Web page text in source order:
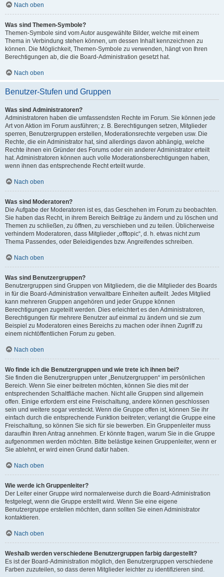
Nach oben
Was sind Themen-Symbole?
Themen-Symbole sind vom Autor ausgewählte Bilder, welche mit einem
Thema in Verbindung stehen können, um dessen Inhalt kennzeichnen zu
können. Die Möglichkeit, Themen-Symbole zu verwenden, hängt von Ihren
Berechtigungen ab, die die Board-Administration gesetzt hat.
Nach oben
Benutzer-Stufen und Gruppen
Was sind Administratoren?
Administratoren haben die umfassendsten Rechte im Forum. Sie können jede
Art von Aktion im Forum ausführen; z. B. Berechtigungen setzen, Mitglieder
sperren, Benutzergruppen erstellen, Moderationsrechte vergeben usw. Die
Rechte, die ein Administrator hat, sind allerdings davon abhängig, welche
Rechte ihnen ein Gründer des Forums oder ein anderer Administrator erteilt
hat. Administratoren können auch volle Moderationsberechtigungen haben,
wenn ihnen das entsprechende Recht erteilt wurde.
Nach oben
Was sind Moderatoren?
Die Aufgabe der Moderatoren ist es, das Geschehen im Forum zu beobachten.
Sie haben das Recht, in ihrem Bereich Beiträge zu ändern und zu löschen und
Themen zu schließen, zu öffnen, zu verschieben und zu teilen. Üblicherweise
verhindern Moderatoren, dass Mitglieder „offtopic“, d. h. etwas nicht zum
Thema Passendes, oder Beleidigendes bzw. Angreifendes schreiben.
Nach oben
Was sind Benutzergruppen?
Benutzergruppen sind Gruppen von Mitgliedern, die die Mitglieder des Boards
in für die Board-Administration verwaltbare Einheiten aufteilt. Jedes Mitglied
kann mehreren Gruppen angehören und jeder Gruppe können
Berechtigungen zugeteilt werden. Dies erleichtert es den Administratoren,
Berechtigungen für mehrere Benutzer auf einmal zu ändern und sie zum
Beispiel zu Moderatoren eines Bereichs zu machen oder ihnen Zugriff zu
einem nichtöffentlichen Forum zu geben.
Nach oben
Wo finde ich die Benutzergruppen und wie trete ich ihnen bei?
Sie finden die Benutzergruppen unter „Benutzergruppen“ im persönlichen
Bereich. Wenn Sie einer beitreten möchten, können Sie dies mit der
entsprechenden Schaltfläche machen. Nicht alle Gruppen sind allgemein
offen. Einige erfordern erst eine Freischaltung, andere können geschlossen
sein und weitere sogar versteckt. Wenn die Gruppe offen ist, können Sie ihr
einfach durch die entsprechende Funktion beitreten; verlangt die Gruppe eine
Freischaltung, so können Sie sich für sie bewerben. Ein Gruppenleiter muss
daraufhin Ihren Antrag annehmen. Er könnte fragen, warum Sie in die Gruppe
aufgenommen werden möchten. Bitte belästige keinen Gruppenleiter, wenn er
Sie ablehnt, er wird einen Grund dafür haben.
Nach oben
Wie werde ich Gruppenleiter?
Der Leiter einer Gruppe wird normalerweise durch die Board-Administration
festgelegt, wenn die Gruppe erstellt wird. Wenn Sie eine eigene
Benutzergruppe erstellen möchten, dann sollten Sie einen Administrator
kontaktieren.
Nach oben
Weshalb werden verschiedene Benutzergruppen farbig dargestellt?
Es ist der Board-Administration möglich, den Benutzergruppen verschiedene
Farben zuzuteilen, so dass deren Mitglieder leichter zu identifizieren sind.